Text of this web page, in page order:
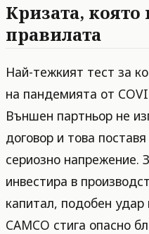
Кризата,
правилата
Най-тежкият тест за
на пандемията от
Външен партньор не
договор и това
сериозно напрежение.
инвестира в
капитал, подобен
CAMCO стига опасно